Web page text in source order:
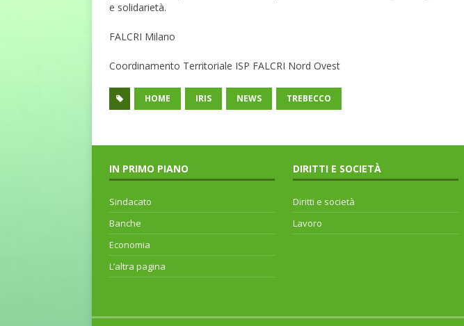
e solidarietà.
FALCRI Milano
Coordinamento Territoriale ISP FALCRI Nord Ovest
HOME IRIS NEWS TREBECCO
IN PRIMO PIANO
Sindacato
Banche
Economia
L’altra pagina
DIRITTI E SOCIETÀ
Diritti e società
Lavoro